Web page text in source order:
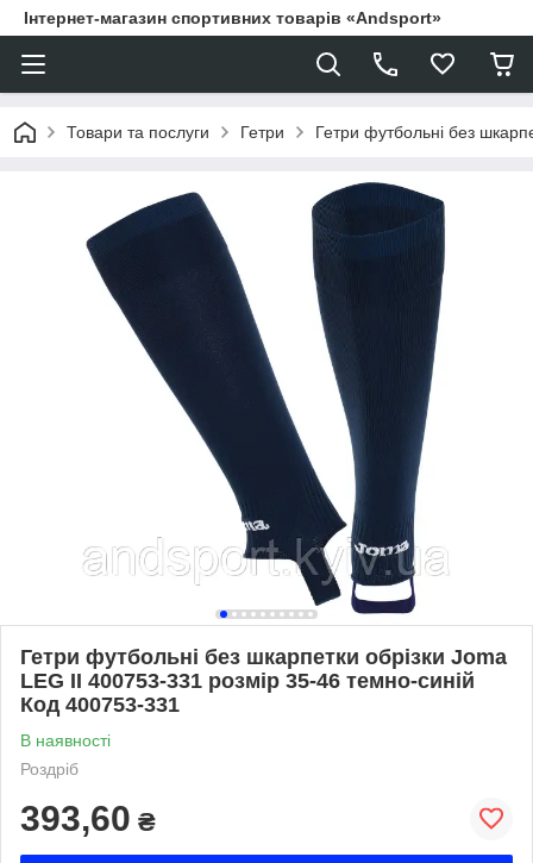
Інтернет-магазин спортивних товарів «Andsport»
Товари та послуги Гетри Гетри футбольні без
Гетри футбольні без шкарпетки обрізки Joma
LEG II 400753-331 розмір 35-46 темно-синій
Код 400753-331
В наявності
Роздріб
393,60 ₴